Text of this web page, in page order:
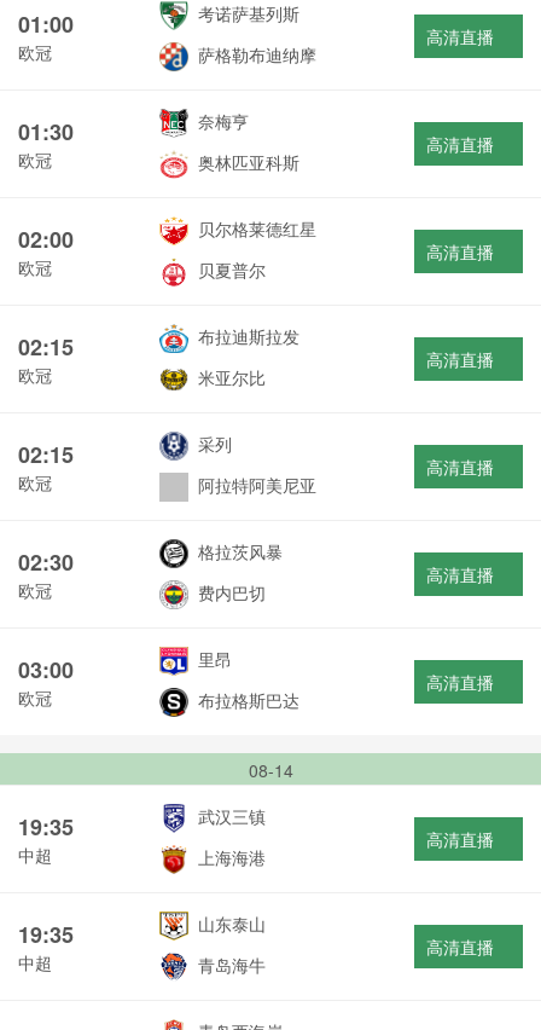
01:00
欧冠
考诺萨基列斯
萨格勒布迪纳摩
高清直播
01:30
欧冠
奈梅亨
奥林匹亚科斯
高清直播
02:00
欧冠
贝尔格莱德红星
贝夏普尔
高清直播
02:15
欧冠
布拉迪斯拉发
米亚尔比
高清直播
02:15
欧冠
采列
阿拉特阿美尼亚
高清直播
02:30
欧冠
格拉茨风暴
费内巴切
高清直播
03:00
欧冠
里昂
布拉格斯巴达
高清直播
08-14
19:35
中超
武汉三镇
上海海港
高清直播
19:35
中超
山东泰山
青岛海牛
高清直播